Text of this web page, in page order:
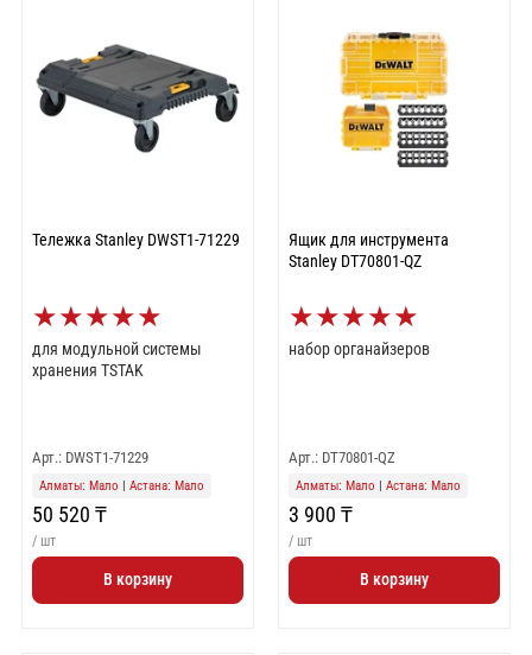
Тележка Stanley DWST1-71229
★★★★★
для модульной системы
хранения TSTAK
Арт.: DWST1-71229
Алматы: Мало | Астана: Мало
50 520 ₸
/ шт
В корзину
Ящик для инструмента
Stanley DT70801-QZ
★★★★★
набор органайзеров
Арт.: DT70801-QZ
Алматы: Мало | Астана: Мало
3 900 ₸
/ шт
В корзину